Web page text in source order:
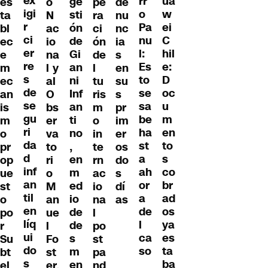
ta
bl
ec
e
m
ec
an
is
m
o
pr
op
ue
st
o
po
r
Su
bt
igi
r
ci
er
re
s
de
se
gu
ri
da
d
inf
an
til
en
líq
ui
do
s
N
ac
io
na
l y
al
O
bs
er
va
to
ri
o
M
an
ue
l
Fo
st
sti
ón
de
Gi
an
ni
Inf
an
ti
no
,
en
m
ed
io
de
de
s
m
ra
ci
ón
de
l
tu
ris
m
o
in
te
rn
ac
io
na
l
po
st
pa
nu
nc
ia
s
en
su
s
pr
im
er
os
do
s
dí
as
o
Pa
nu
l:
Es
to
se
sa
be
ha
st
a
ah
or
a
de
l
ca
so
w
ei
C
hil
e:
D
oc
u
m
en
to
s
co
br
ad
os
ya
es
ta
ba